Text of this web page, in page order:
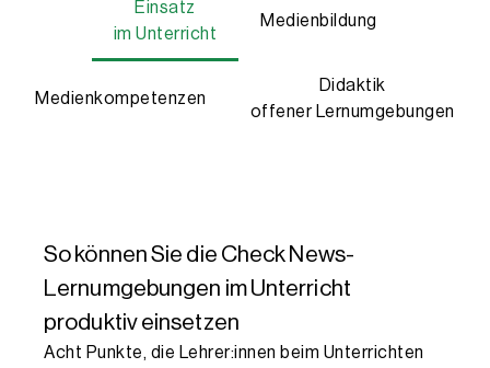
Einsatz
im Unterricht
Medienbildung
Medienkompetenzen
Didaktik
offener Lernumgebungen
So können Sie die Check News-
Lernumgebungen im Unterricht
produktiv einsetzen
Acht Punkte, die Lehrer:innen beim Unterrichten